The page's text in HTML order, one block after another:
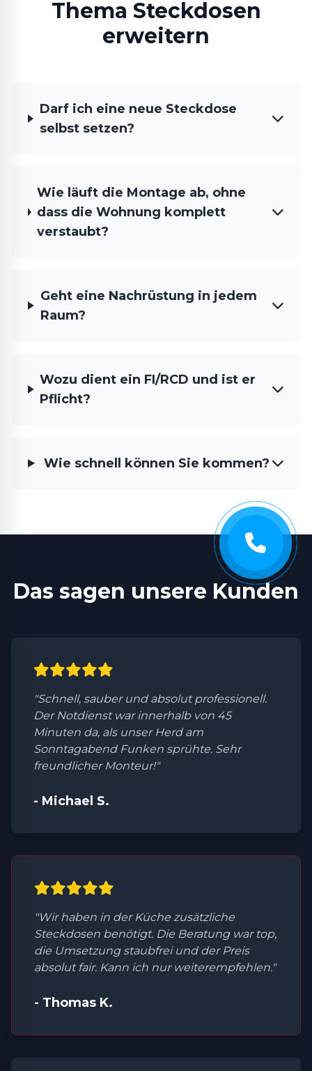
Thema Steckdosen
erweitern
Darf ich eine neue Steckdose
selbst setzen?
Wie läuft die Montage ab, ohne
dass die Wohnung komplett
verstaubt?
Geht eine Nachrüstung in jedem
Raum?
Wozu dient ein FI/RCD und ist er
Pflicht?
Wie schnell können Sie kommen?
Das sagen unsere Kunden
"Schnell, sauber und absolut professionell.
Der Notdienst war innerhalb von 45
Minuten da, als unser Herd am
Sonntagabend Funken sprühte. Sehr
freundlicher Monteur!"
- Michael S.
"Wir haben in der Küche zusätzliche
Steckdosen benötigt. Die Beratung war top,
die Umsetzung staubfrei und der Preis
absolut fair. Kann ich nur weiterempfehlen."
- Thomas K.